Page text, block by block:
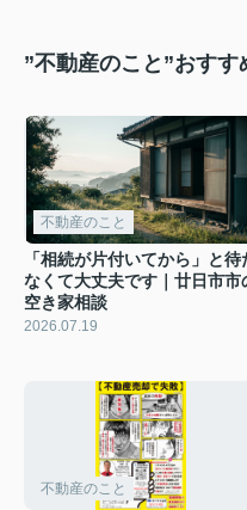
”不動産のこと”おすす
不動産のこと
「相続が片付いてから」と待
なくて大丈夫です｜廿日市市
空き家相談
2026.07.19
不動産のこと